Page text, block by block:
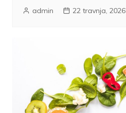
admin 22 travnja, 2026